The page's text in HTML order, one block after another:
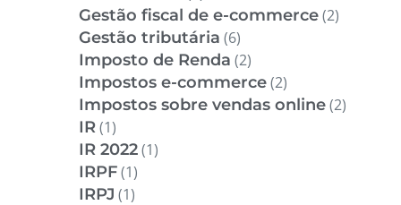
Gestão fiscal de e-commerce(2)
Gestão tributária (6)
Imposto de Renda (2)
Impostos e-commerce(2)
Impostos sobre vendas online(2)
IR(1)
IR 2022(1)
IRPF(1)
IRPJ (1)